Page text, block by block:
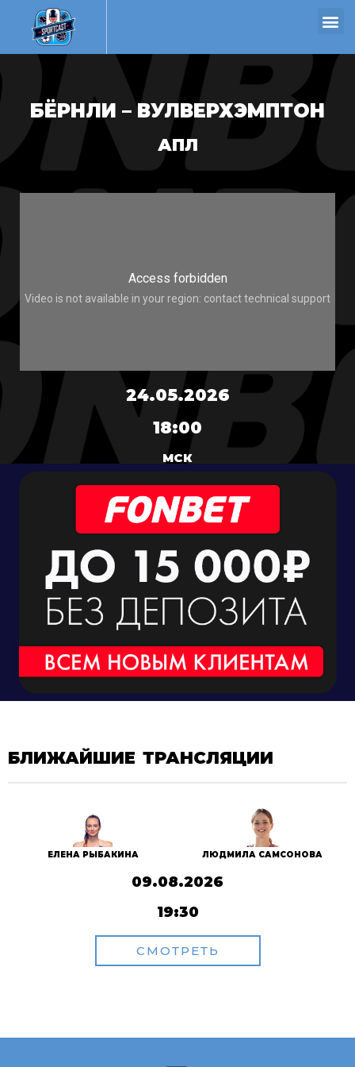
БЁРНЛИ – ВУЛВЕРХЭМПТОН
АПЛ
24.05.2026
18:00
МСК
БЛИЖАЙШИЕ ТРАНСЛЯЦИИ
ЕЛЕНА РЫБАКИНА ЛЮДМИЛА САМСОНОВА
09.08.2026
19:30
СМОТРЕТЬ